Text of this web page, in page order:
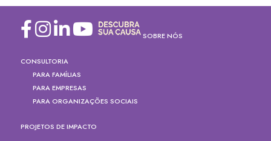
SOBRE NÓS
CONSULTORIA
PARA FAMÍLIAS
PARA EMPRESAS
PARA ORGANIZAÇÕES SOCIAIS
PROJETOS DE IMPACTO